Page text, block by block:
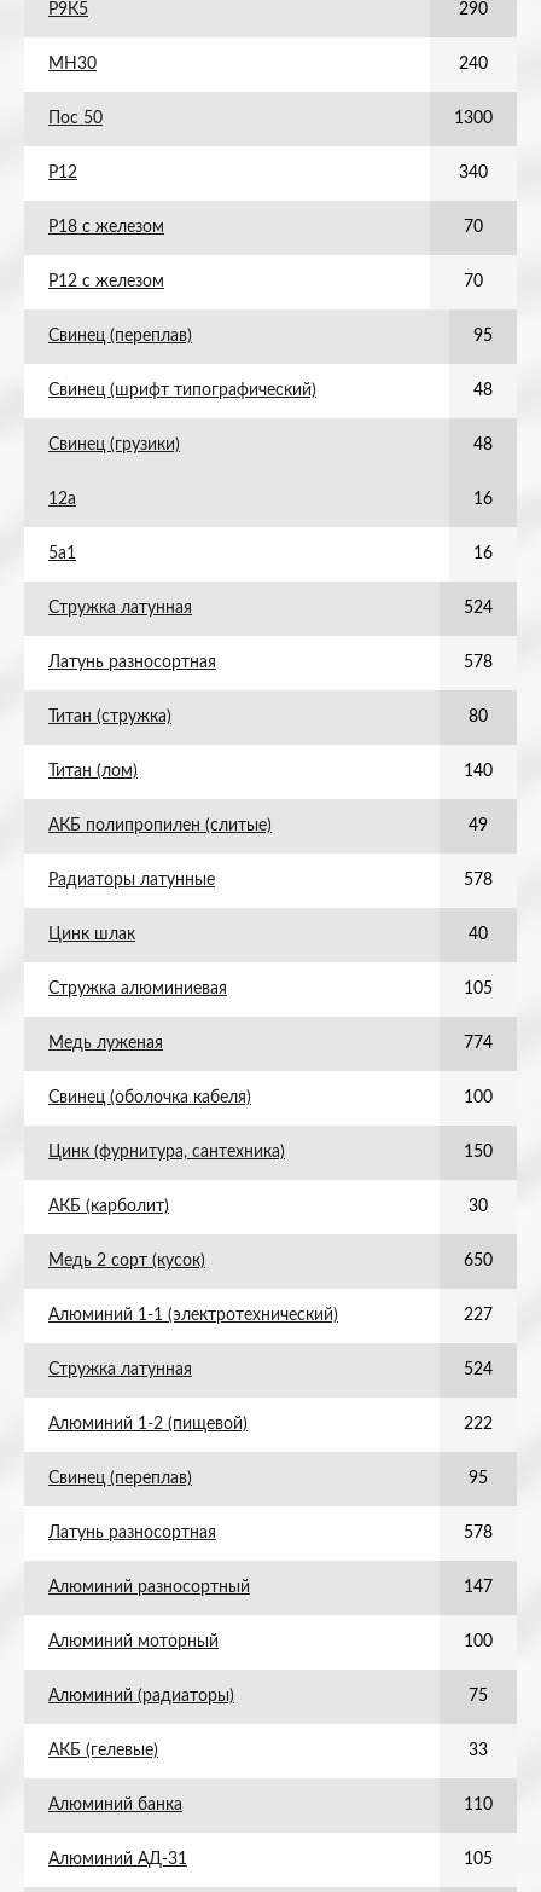
Р9К5 290
МН30 240
Пос 50 1300
Р12 340
Р18 с железом 70
Р12 с железом 70
Свинец (переплав) 95
Свинец (шрифт типографический) 48
Свинец (грузики) 48
12а 16
5а1 16
Стружка латунная 524
Латунь разносортная 578
Титан (стружка) 80
Титан (лом) 140
АКБ полипропилен (слитые) 49
Радиаторы латунные 578
Цинк шлак 40
Стружка алюминиевая 105
Медь луженая 774
Свинец (оболочка кабеля) 100
Цинк (фурнитура, сантехника) 150
АКБ (карболит) 30
Медь 2 сорт (кусок) 650
Алюминий 1-1 (электротехнический) 227
Стружка латунная 524
Алюминий 1-2 (пищевой) 222
Свинец (переплав) 95
Латунь разносортная 578
Алюминий разносортный 147
Алюминий моторный 100
Алюминий (радиаторы) 75
АКБ (гелевые) 33
Алюминий банка 110
Алюминий АД-31 105